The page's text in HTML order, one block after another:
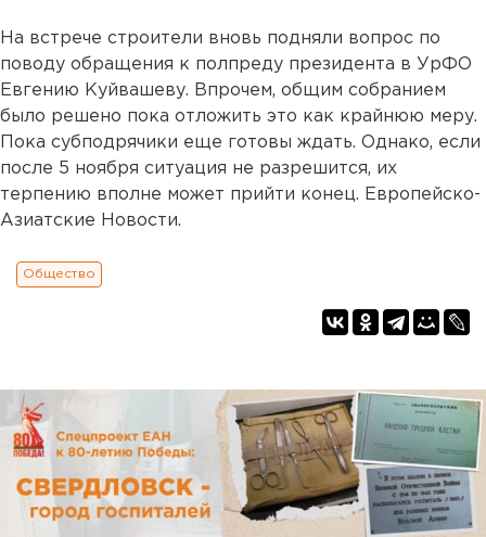
На встрече строители вновь подняли вопрос по
поводу обращения к полпреду президента в УрФО
Евгению Куйвашеву. Впрочем, общим собранием
было решено пока отложить это как крайнюю меру.
Пока субподрячики еще готовы ждать. Однако, если
после 5 ноября ситуация не разрешится, их
терпению вполне может прийти конец. Европейско-
Азиатские Новости.
Общество